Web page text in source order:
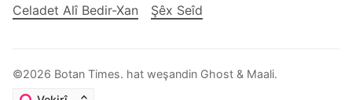
Celadet Alî Bedir-Xan
Şêx Seîd
©2026 Botan Times. hat weşandin Ghost & Maali.